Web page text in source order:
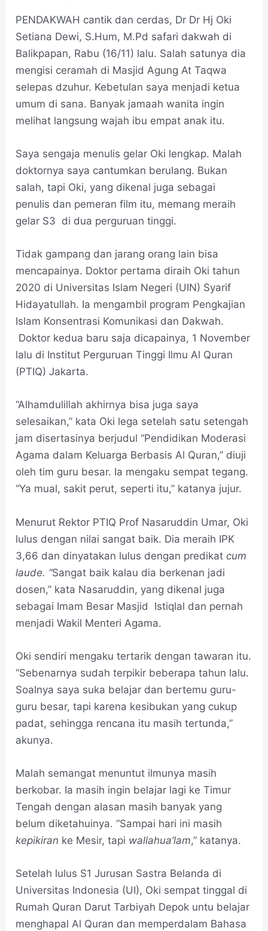
PENDAKWAH cantik dan cerdas, Dr Dr Hj Oki
Setiana Dewi, S.Hum, M.Pd safari dakwah di
Balikpapan, Rabu (16/11) lalu. Salah satunya dia
mengisi ceramah di Masjid Agung At Taqwa
selepas dzuhur. Kebetulan saya menjadi ketua
umum di sana. Banyak jamaah wanita ingin
melihat langsung wajah ibu empat anak itu.
Saya sengaja menulis gelar Oki lengkap. Malah
doktornya saya cantumkan berulang. Bukan
salah, tapi Oki, yang dikenal juga sebagai
penulis dan pemeran film itu, memang meraih
gelar S3 di dua perguruan tinggi.
Tidak gampang dan jarang orang lain bisa
mencapainya. Doktor pertama diraih Oki tahun
2020 di Universitas Islam Negeri (UIN) Syarif
Hidayatullah. Ia mengambil program Pengkajian
Islam Konsentrasi Komunikasi dan Dakwah.
Doktor kedua baru saja dicapainya, 1 November
lalu di Institut Perguruan Tinggi Ilmu Al Quran
(PTIQ) Jakarta.
“Alhamdulillah akhirnya bisa juga saya
selesaikan,” kata Oki lega setelah satu setengah
jam disertasinya berjudul “Pendidikan Moderasi
Agama dalam Keluarga Berbasis Al Quran,” diuji
oleh tim guru besar. Ia mengaku sempat tegang.
“Ya mual, sakit perut, seperti itu,” katanya jujur.
Menurut Rektor PTIQ Prof Nasaruddin Umar, Oki
lulus dengan nilai sangat baik. Dia meraih IPK
3,66 dan dinyatakan lulus dengan predikat cum
laude. “Sangat baik kalau dia berkenan jadi
dosen,” kata Nasaruddin, yang dikenal juga
sebagai Imam Besar Masjid Istiqlal dan pernah
menjadi Wakil Menteri Agama.
Oki sendiri mengaku tertarik dengan tawaran itu.
“Sebenarnya sudah terpikir beberapa tahun lalu.
Soalnya saya suka belajar dan bertemu guru-
guru besar, tapi karena kesibukan yang cukup
padat, sehingga rencana itu masih tertunda,”
akunya.
Malah semangat menuntut ilmunya masih
berkobar. Ia masih ingin belajar lagi ke Timur
Tengah dengan alasan masih banyak yang
belum diketahuinya. “Sampai hari ini masih
kepikiran ke Mesir, tapi wallahua’lam,” katanya.
Setelah lulus S1 Jurusan Sastra Belanda di
Universitas Indonesia (UI), Oki sempat tinggal di
Rumah Quran Darut Tarbiyah Depok untu belajar
menghapal Al Quran dan memperdalam Bahasa